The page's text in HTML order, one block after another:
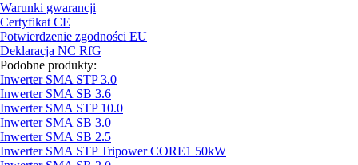
Warunki gwarancji
Certyfikat CE
Potwierdzenie zgodności EU
Deklaracja NC RfG
Podobne produkty:
Inwerter SMA STP 3.0
Inwerter SMA SB 3.6
Inwerter SMA STP 10.0
Inwerter SMA SB 3.0
Inwerter SMA SB 2.5
Inwerter SMA STP Tripower CORE1 50kW